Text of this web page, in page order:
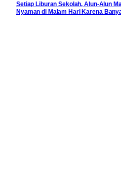
Setiap Liburan Sekolah, Alun-Alun
Nyaman di Malam Hari Karena